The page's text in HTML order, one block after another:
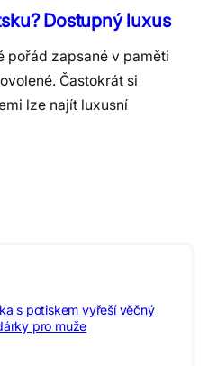
Dostupný luxus
pořád zapsané v paměti
Častokrát si
lze najít luxusní
s potiskem vyřeší věčný
pro muže